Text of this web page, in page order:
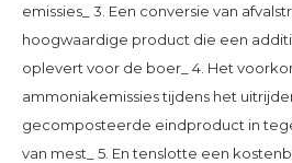
emissies_ 3. Een conversie van
hoogwaardige product die een
oplevert voor de boer_ 4. Het
ammoniakemissies tijdens het
gecomposteerde eindproduct in
van mest_ 5. En tenslotte een